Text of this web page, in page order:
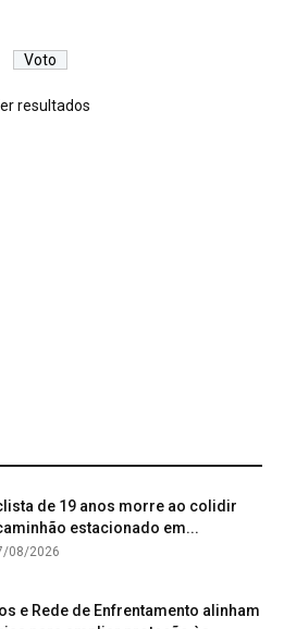
resultados
de 19 anos morre ao colidir
estacionado em...
08/2026
e Rede de Enfrentamento alinham